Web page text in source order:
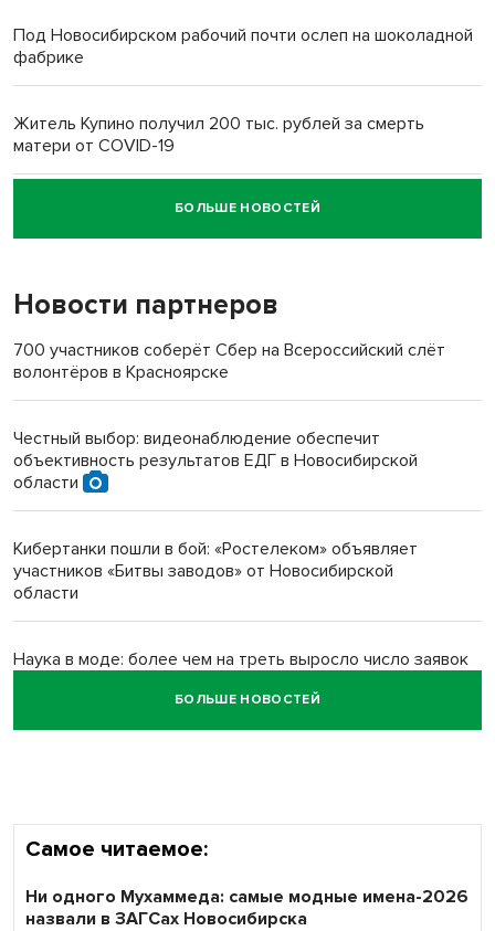
Под Новосибирском рабочий почти ослеп на шоколадной
фабрике
Житель Купино получил 200 тыс. рублей за смерть
матери от COVID-19
Новосибирский суд наказал водителя за смерть
пенсионерки на вокзале
«Мы живём на пастбище!»: в новосибирском селе лошади
терроризируют жителей
Инвалид получил условный срок за избиение врачей
Новосибирский преподаватель с женой вошли в топ-16
многодетных в России
Обновлённое отделение ВТБ открылось в Искитиме
БОЛЬШЕ НОВОСТЕЙ
Новости партнеров
700 участников соберёт Сбер на Всероссийский слёт
волонтёров в Красноярске
Честный выбор: видеонаблюдение обеспечит
объективность результатов ЕДГ в Новосибирской
области
Кибертанки пошли в бой: «Ростелеком» объявляет
участников «Битвы заводов» от Новосибирской
области
Наука в моде: более чем на треть выросло число заявок
БОЛЬШЕ НОВОСТЕЙ
Самое читаемое:
Ни одного Мухаммеда: самые модные имена-2026
назвали в ЗАГСах Новосибирска